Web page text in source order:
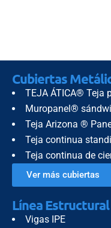
Diligencie el siguiente
catálogo de productos
Cubiertas
TEJA ÁTICA® Teja
Muropanel®
Teja Arizona ®
Teja continua
Teja continua de
Ver más cubiertas
Línea Estructural
Vigas IPE